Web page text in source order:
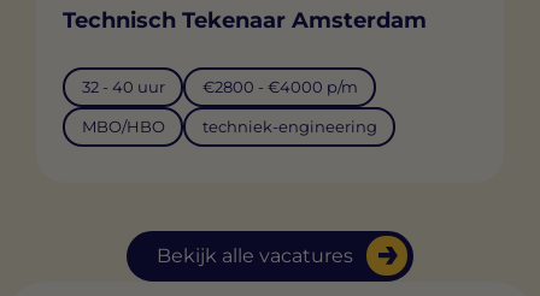
Bekijk alle vacatures
Technisch Tekenaar Amsterdam
32 - 40 uur €2800 - €4000 p/m
MBO/HBO techniek-engineering